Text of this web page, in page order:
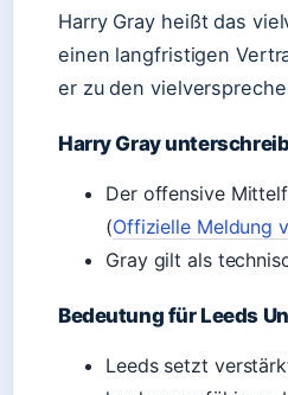
Harry Gray heißt das
einen langfristigen
er zu den
Harry Gray
Der offensive
(Offizielle Meldung
Gray gilt als
Bedeutung für Leeds
Leeds setzt